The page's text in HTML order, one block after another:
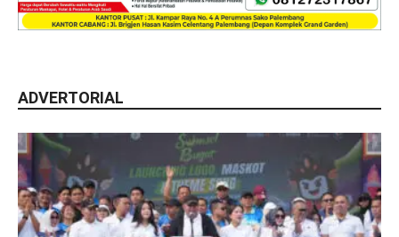
ADVERTORIAL